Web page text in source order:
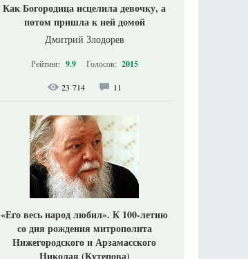
Как Богородица исцелила девочку, а
потом пришла к ней домой
Дмитрий Злодорев
Рейтинг: 9.9 Голосов: 2015
23 714 11
«Его весь народ любил». К 100-летию
со дня рождения митрополита
Нижегородского и Арзамасского
Николая (Кутепова)